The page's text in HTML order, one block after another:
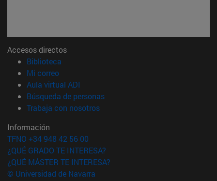
Accesos directos
Biblioteca
Mi correo(abre en nueva ventana)
Aula virtual ADI
Búsqueda de personas(abre en nueva ventana)
Trabaja con nosotros(abre en nueva ventana)
Información
TFNO +34 948 42 56 00
¿QUÉ GRADO TE INTERESA?
¿QUÉ MÁSTER TE INTERESA?
© Universidad de Navarra